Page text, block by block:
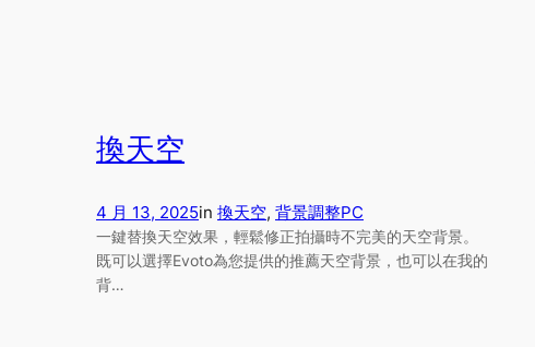
換天空
4 月 13, 2025in 換天空, 背景調整PC
一鍵替換天空效果，輕鬆修正拍攝時不完美的天空背景。
既可以選擇Evoto為您提供的推薦天空背景，也可以在我的
背…